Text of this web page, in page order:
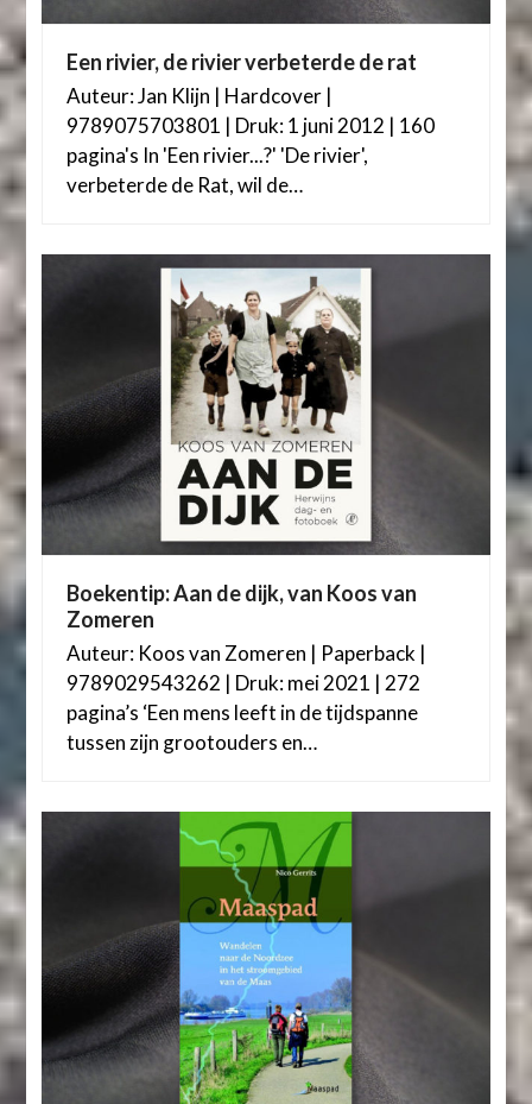
Een rivier, de rivier verbeterde de rat
Auteur: Jan Klijn | Hardcover |
9789075703801 | Druk: 1 juni 2012 | 160
pagina's In 'Een rivier...?' 'De rivier',
verbeterde de Rat, wil de…
Boekentip: Aan de dijk, van Koos van
Zomeren
Auteur: Koos van Zomeren | Paperback |
9789029543262 | Druk: mei 2021 | 272
pagina’s ‘Een mens leeft in de tijdspanne
tussen zijn grootouders en…